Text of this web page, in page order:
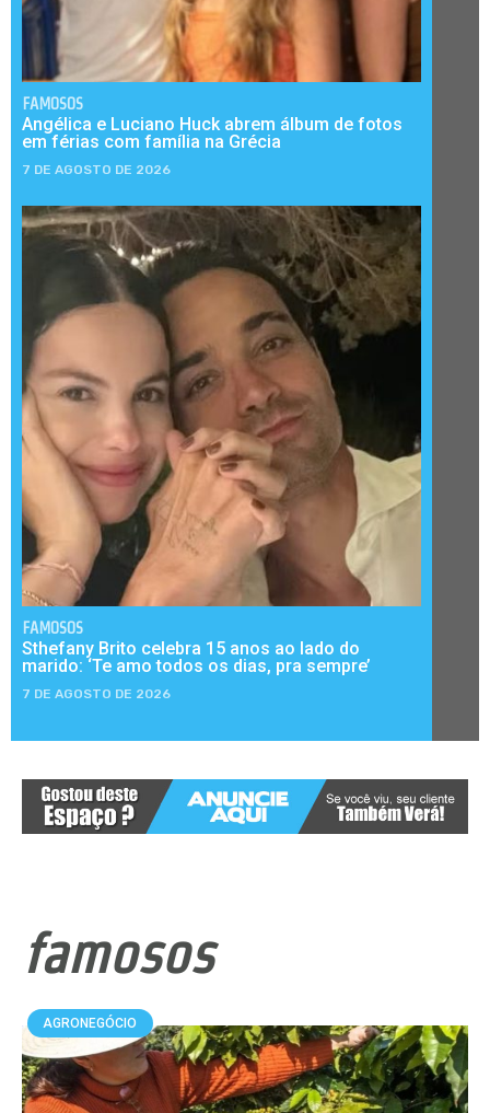
FAMOSOS
Angélica e Luciano Huck abrem álbum de fotos
em férias com família na Grécia
7 DE AGOSTO DE 2026
FAMOSOS
Sthefany Brito celebra 15 anos ao lado do
marido: ‘Te amo todos os dias, pra sempre’
7 DE AGOSTO DE 2026
famosos
AGRONEGÓCIO